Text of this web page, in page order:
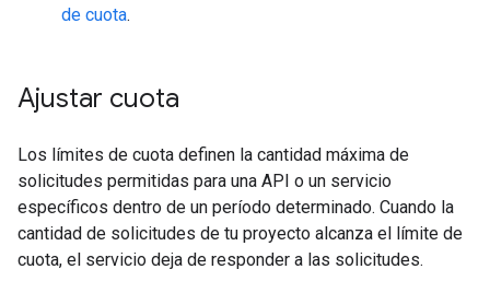
de cuota.
Ajustar cuota
Los límites de cuota definen la cantidad máxima de
solicitudes permitidas para una API o un servicio
específicos dentro de un período determinado. Cuando la
cantidad de solicitudes de tu proyecto alcanza el límite de
cuota, el servicio deja de responder a las solicitudes.